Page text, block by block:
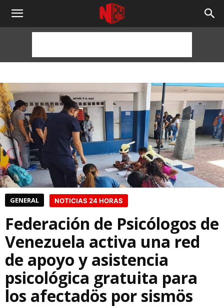
NOTICIAS
HORAS
GENERAL NOTICIAS 24 HORAS
Federación de Psicólogos de
Venezuela activa una red
de apoyo y asistencia
psicológica gratuita para
los afectadös por sismös